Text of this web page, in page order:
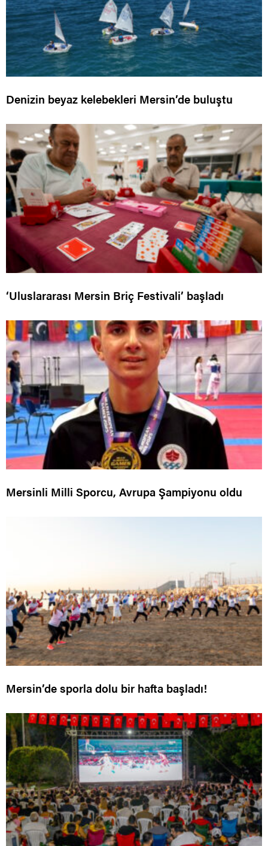
Denizin beyaz kelebekleri Mersin’de buluştu
‘Uluslararası Mersin Briç Festivali’ başladı
Mersinli Milli Sporcu, Avrupa Şampiyonu oldu
Mersin’de sporla dolu bir hafta başladı!